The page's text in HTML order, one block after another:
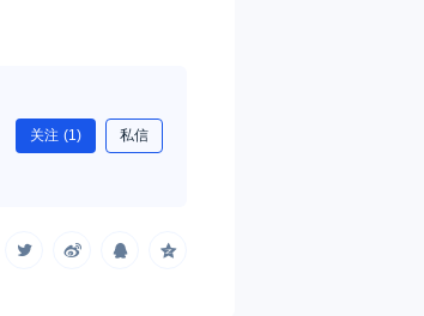
关注 (1) 私信